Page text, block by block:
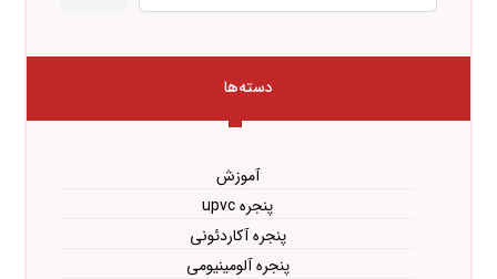
دسته‌ها
آموزش
پنجره upvc
پنجره آکاردئونی
پنجره آلومینیومی